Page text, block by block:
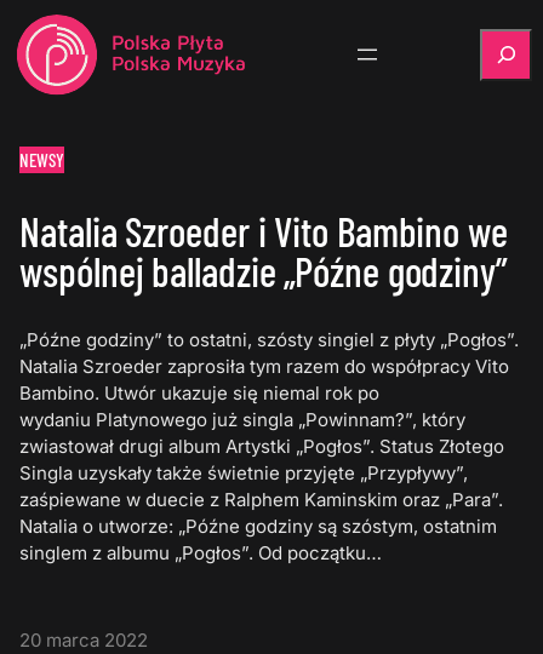
NEWSY
Natalia Szroeder i Vito Bambino we
wspólnej balladzie „Późne godziny”
„Późne godziny” to ostatni, szósty singiel z płyty „Pogłos”.
Natalia Szroeder zaprosiła tym razem do współpracy Vito
Bambino. Utwór ukazuje się niemal rok po
wydaniu Platynowego już singla „Powinnam?”, który
zwiastował drugi album Artystki „Pogłos”. Status Złotego
Singla uzyskały także świetnie przyjęte „Przypływy”,
zaśpiewane w duecie z Ralphem Kaminskim oraz „Para”.
Natalia o utworze: „Późne godziny są szóstym, ostatnim
singlem z albumu „Pogłos”. Od początku…
20 marca 2022